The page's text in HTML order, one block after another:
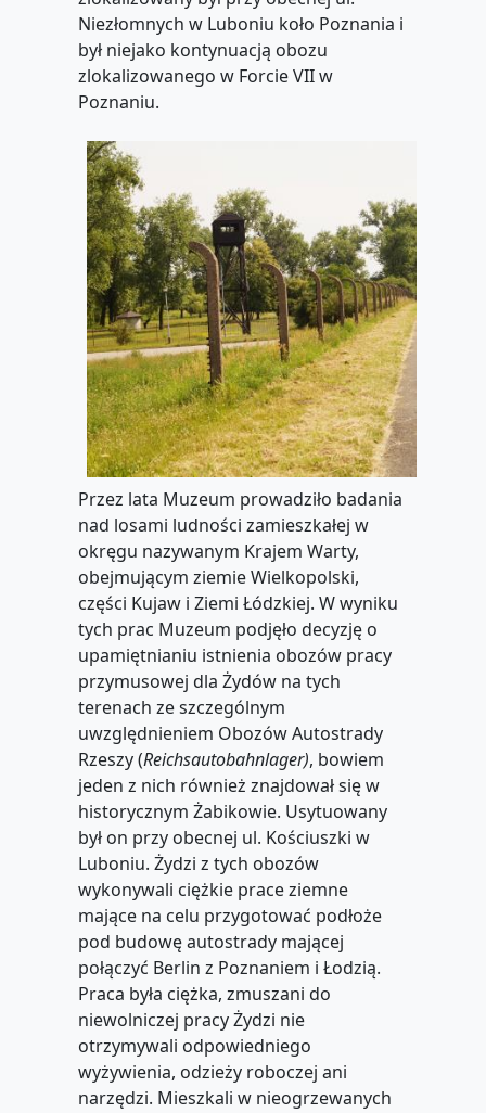
Niezłomnych w Luboniu koło Poznania i
był niejako kontynuacją obozu
zlokalizowanego w Forcie VII w
Poznaniu.
Przez lata Muzeum prowadziło badania
nad losami ludności zamieszkałej w
okręgu nazywanym Krajem Warty,
obejmującym ziemie Wielkopolski,
części Kujaw i Ziemi Łódzkiej. W wyniku
tych prac Muzeum podjęło decyzję o
upamiętnianiu istnienia obozów pracy
przymusowej dla Żydów na tych
terenach ze szczególnym
uwzględnieniem Obozów Autostrady
Rzeszy (Reichsautobahnlager), bowiem
jeden z nich również znajdował się w
historycznym Żabikowie. Usytuowany
był on przy obecnej ul. Kościuszki w
Luboniu. Żydzi z tych obozów
wykonywali ciężkie prace ziemne
mające na celu przygotować podłoże
pod budowę autostrady mającej
połączyć Berlin z Poznaniem i Łodzią.
Praca była ciężka, zmuszani do
niewolniczej pracy Żydzi nie
otrzymywali odpowiedniego
wyżywienia, odzieży roboczej ani
narzędzi. Mieszkali w nieogrzewanych